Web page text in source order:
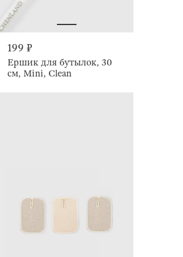
199 ₽
Ершик для бутылок, 30
см, Mini, Clean